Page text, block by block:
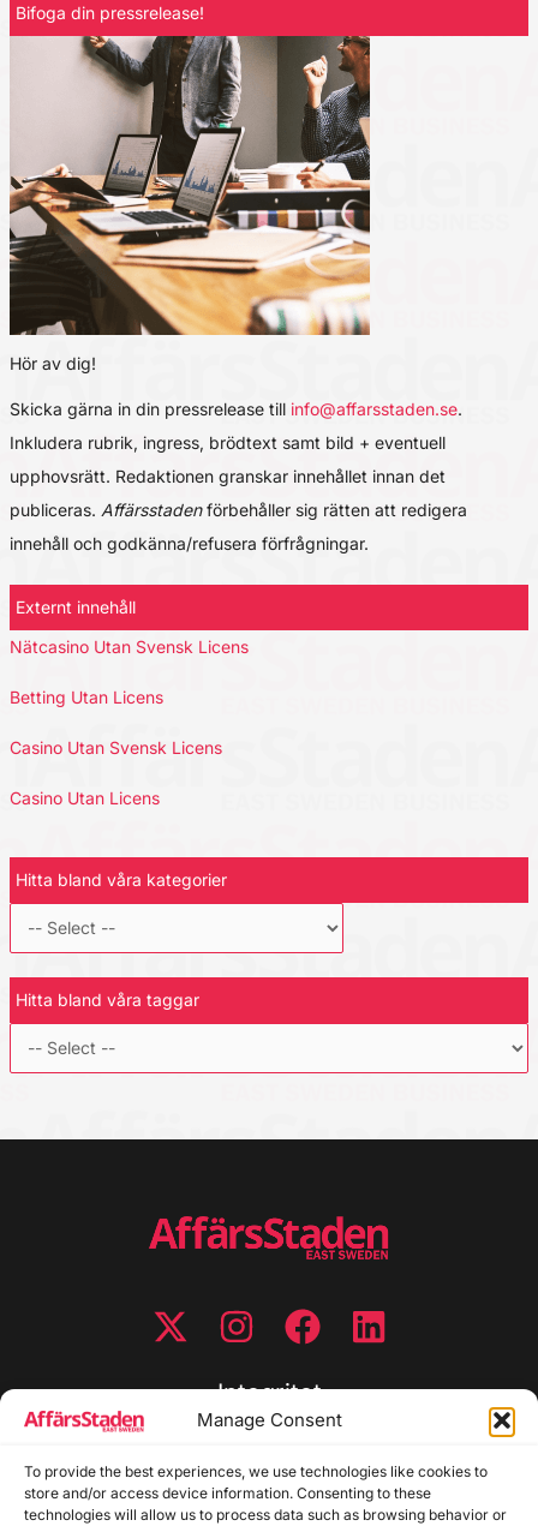
Manage Consent
To provide the best experiences, we use technologies like cookies to
store and/or access device information. Consenting to these
technologies will allow us to process data such as browsing behavior or
Bifoga din pressrelease!
Hör av dig!
Skicka gärna in din pressrelease till info@affarsstaden.se.
Inkludera rubrik, ingress, brödtext samt bild + eventuell
upphovsrätt. Redaktionen granskar innehållet innan det
publiceras. Affärsstadenförbehåller sig rätten att redigera
innehåll och godkänna/refusera förfrågningar.
Externt innehåll
Nätcasino Utan Svensk Licens
Betting Utan Licens
Casino Utan Svensk Licens
Casino Utan Licens
Hitta bland våra kategorier
Hitta bland våra taggar
Integritet
Cookiepolicy
Disclaimer